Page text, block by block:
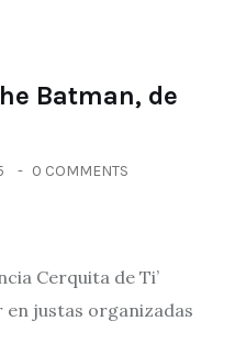
Batman, de
0 COMMENTS
Cerquita de Ti’
justas organizadas